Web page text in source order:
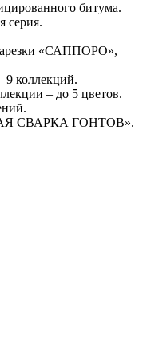
битума.
серия.
«САППОРО»,
9 коллекций.
– до 5 цветов.
СВАРКА ГОНТОВ».